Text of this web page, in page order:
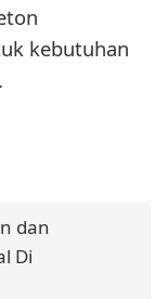
kebutuhan
dan
Di